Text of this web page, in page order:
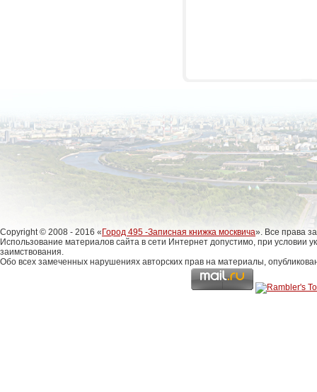
Copyright © 2008 - 2016 «Город 495 -Записная книжка москвича». Все права
Использование материалов сайта в сети Интернет допустимо, при условии
заимствования.
Обо всех замеченных нарушениях авторских прав на материалы,